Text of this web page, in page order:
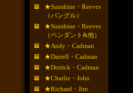
★Sunshine・Reeves
（バングル）
★Sunshine・Reeves
（ペンダント&他）
★Andy・Cadman
★Darrell・Cadman
★Derrick・Cadman
★Charlie・John
★Richard・Jim